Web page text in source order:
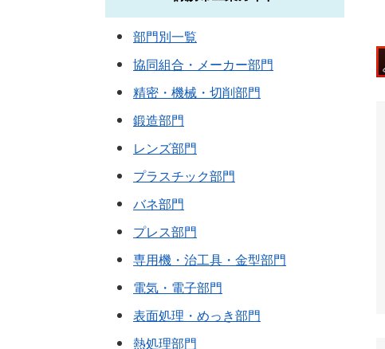
部門別一覧
協同組合・メーカー部門
精密・機械・切削部門
鍛造部門
レンズ部門
プラスチック部門
バネ部門
プレス部門
専用機・治工具・金型部門
電気・電子部門
表面処理・めっき部門
熱処理部門